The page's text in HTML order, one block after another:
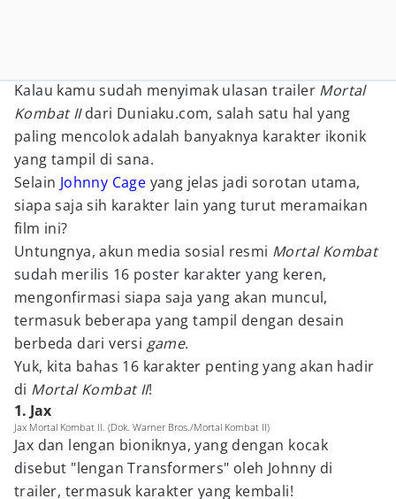
Kalau kamu sudah menyimak ulasan trailer Mortal
Kombat IIdari Duniaku.com, salah satu hal yang
paling mencolok adalah banyaknya karakter ikonik
yang tampil di sana.
Selain Johnny Cage yang jelas jadi sorotan utama,
siapa saja sih karakter lain yang turut meramaikan
film ini?
Untungnya, akun media sosial resmi Mortal Kombat
sudah merilis 16 poster karakter yang keren,
mengonfirmasi siapa saja yang akan muncul,
termasuk beberapa yang tampil dengan desain
berbeda dari versi game.
Yuk, kita bahas 16 karakter penting yang akan hadir
di Mortal Kombat II!
1. Jax
Jax Mortal Kombat II. (Dok. Warner Bros./Mortal Kombat II)
Jax dan lengan bioniknya, yang dengan kocak
disebut "lengan Transformers" oleh Johnny di
trailer, termasuk karakter yang kembali!